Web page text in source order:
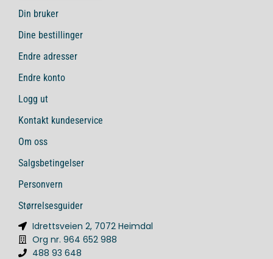
Din bruker
Dine bestillinger
Endre adresser
Endre konto
Logg ut
Kontakt kundeservice
Om oss
Salgsbetingelser
Personvern
Størrelsesguider
Idrettsveien 2, 7072 Heimdal
Org nr. 964 652 988
488 93 648